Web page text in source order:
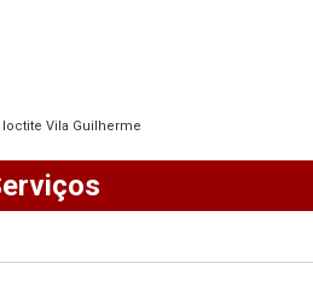
Vila Guilherme